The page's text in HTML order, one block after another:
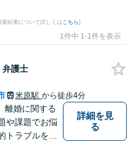
索結果について詳しくは こちら)
1件中 1-1件を表示
弁護士
米原駅 から徒歩4分
離婚に関する
や課題でお悩
トラブルを迅
詳細を見
る